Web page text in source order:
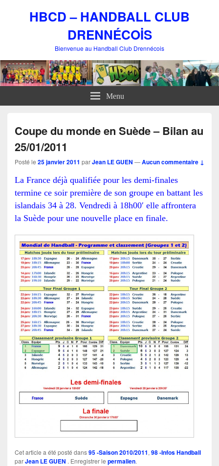
HBCD – HANDBALL CLUB
DRENNÉCOİS
Bienvenue au Handball Club Drennécois
Menu
Coupe du monde en Suède – Bilan au
25/01/2011
Posté le 25 janvier 2011 parJean LE GUEN —Aucun commentaire ↓
La France déjà qualifiée pour les demi-finales
termine ce soir première de son groupe en battant les
islandais 34 à 28. Vendredi à 18h00′ elle affrontera
la Suède pour une nouvelle place en finale.
Cet article a été posté dans95 -Saison 2010/2011, 98 -Infos Handball
parJean LE GUEN . Enregistrer le permalien.